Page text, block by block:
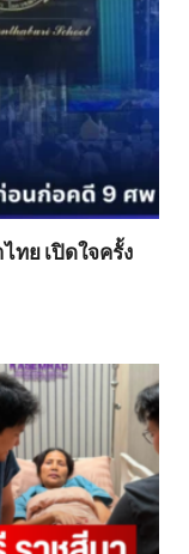
ทย เปิดใจครั้ง